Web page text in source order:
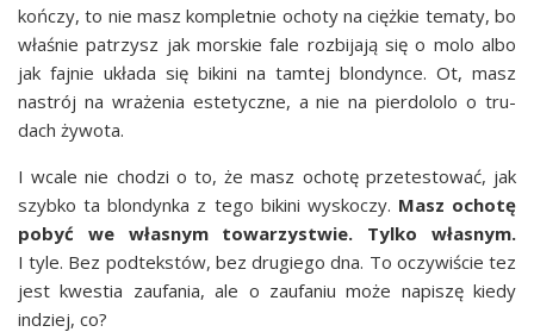
koń­czy, to nie masz kom­plet­nie ocho­ty na cięż­kie tema­ty, bo
wła­śnie patrzysz jak mor­skie fale roz­bi­ja­ją się o molo albo
jak faj­nie ukła­da się biki­ni na tam­tej blon­dyn­ce. Ot, masz
nastrój na wra­że­nia este­tycz­ne, a nie na pier­do­lo­lo o tru­
dach żywota.
I wca­le nie cho­dzi o to, że masz ocho­tę prze­te­sto­wać, jak
szyb­ko ta blon­dyn­ka z tego biki­ni wysko­czy. Masz ocho­tę
pobyć we wła­snym towa­rzy­stwie. Tyl­ko wła­snym.
I tyle. Bez pod­tek­stów, bez dru­gie­go dna. To oczy­wi­ście tez
jest kwe­stia zaufa­nia, ale o zaufa­niu może napi­szę kie­dy
indziej, co?